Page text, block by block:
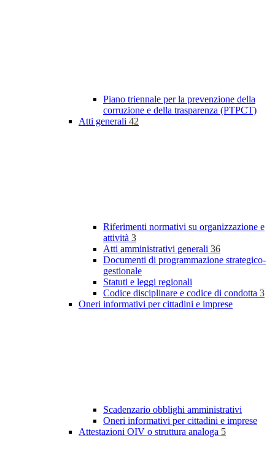
Piano triennale per la prevenzione della
corruzione e della trasparenza (PTPCT)
Atti generali 42
Riferimenti normativi su organizzazione e
attività 3
Atti amministrativi generali 36
Documenti di programmazione strategico-
gestionale
Statuti e leggi regionali
Codice disciplinare e codice di condotta 3
Oneri informativi per cittadini e imprese
Scadenzario obblighi amministrativi
Oneri informativi per cittadini e imprese
Attestazioni OIV o struttura analoga 5